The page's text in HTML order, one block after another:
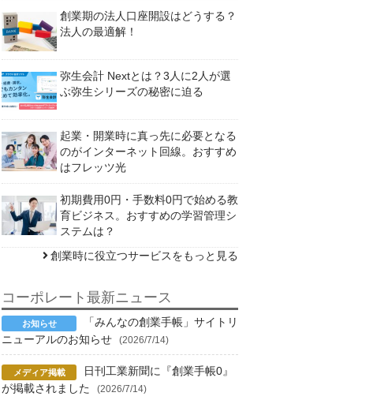
創業期の法人口座開設はどうする？
法人の最適解！
弥生会計 Nextとは？3人に2人が選
ぶ弥生シリーズの秘密に迫る
起業・開業時に真っ先に必要となる
のがインターネット回線。おすすめ
はフレッツ光
初期費用0円・手数料0円で始める教
育ビジネス。おすすめの学習管理シ
ステムは？
創業時に役立つサービスをもっと見る
コーポレート最新ニュース
「みんなの創業手帳」サイトリ
ニューアルのお知らせ
(2026/7/14)
日刊工業新聞に『創業手帳0』
が掲載されました
(2026/7/14)